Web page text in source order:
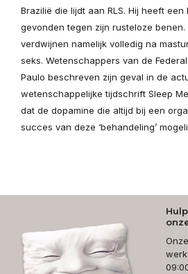
Brazilië die lijdt aan RLS. Hij heeft
gevonden tegen zijn rusteloze benen.
verdwijnen namelijk volledig na
seks. Wetenschappers van de
Paulo beschreven zijn geval in de
wetenschappelijke tijdschrift Sleep
dat de dopamine die altijd bij een
succes van deze ‘behandeling’
Onze